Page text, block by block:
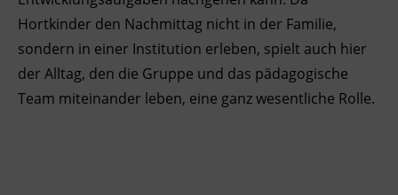
Hortkinder den Nachmittag nicht in der Familie,
sondern in einer Institution erleben, spielt auch hier
der Alltag, den die Gruppe und das pädagogische
Team miteinander leben, eine ganz wesentliche Rolle.